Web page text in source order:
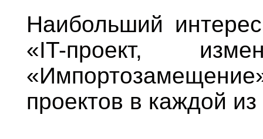
Наибольший
«IT-проект,
проектов в каждой